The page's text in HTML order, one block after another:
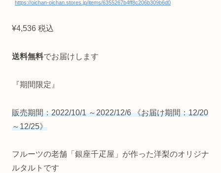
https://oichan-oichan.stores.jp/items/6355267b4ff8c206b309b6d0
¥4,536 税込
送料無料でお届けします
『期間限定』
販売期間：2022/10/1 ～2022/12/6 《お届け期間：12/20
～12/25》
フルーツの老舗「銀座千疋屋」が作った洋梨のオリジナ
ルタルトです